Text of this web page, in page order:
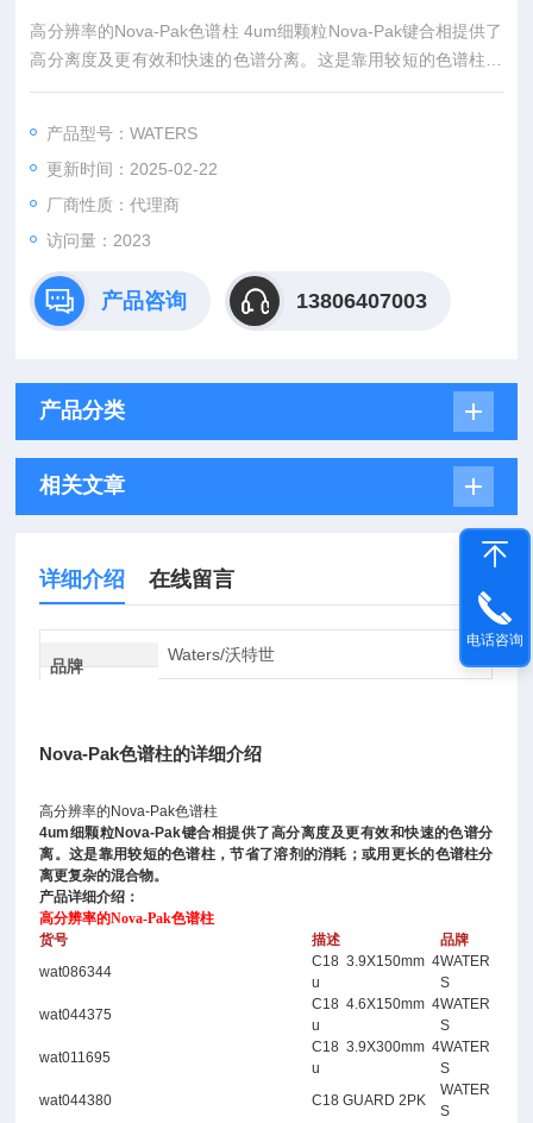
高分辨率的Nova-Pak色谱柱 4um细颗粒Nova-Pak键合相提供了
高分离度及更有效和快速的色谱分离。这是靠用较短的色谱柱，
节省了溶剂的消耗；或用更长的色谱柱分离更复杂的混合物。
产品型号：WATERS
更新时间：2025-02-22
厂商性质：代理商
访问量：2023
产品咨询 13806407003
产品分类
相关文章
详细介绍 在线留言
品牌
Waters/沃特世
Nova-Pak色谱柱的详细介绍
高分辨率的Nova-Pak色谱柱
4um细颗粒Nova-Pak键合相提供了高分离度及更有效和快速的色谱分
离。这是靠用较短的色谱柱，节省了溶剂的消耗；或用更长的色谱柱分
离更复杂的混合物。
产品详细介绍：
高分辨率的Nova-Pak色谱柱
货号
描述
品牌
wat086344
C18 3.9X150mm 4
u
WATER
S
wat044375
C18 4.6X150mm 4
u
WATER
S
wat011695
C18 3.9X300mm 4
u
WATER
S
wat044380
C18 GUARD 2PK
WATER
S
电话咨询